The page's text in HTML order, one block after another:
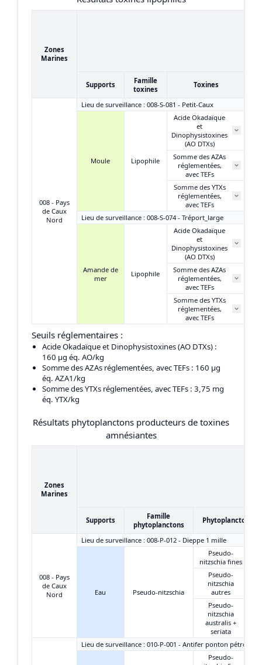
Zones
Marines
Supports
Famille
toxines
Toxines
008 - Pays
de Caux
Nord
Lieu de surveillance : 008-S-081 - Petit-Caux
Moule Lipophile
Acide Okadaïque
et
Dinophysistoxines
(AO DTXs)
Somme des AZAs
réglementées,
avec TEFs
Somme des YTXs
réglementées,
avec TEFs
Lieu de surveillance : 008-S-074 - Tréport_large
Amande de
mer
Lipophile
Acide Okadaïque
et
Dinophysistoxines
(AO DTXs)
Somme des AZAs
réglementées,
avec TEFs
Somme des YTXs
réglementées,
avec TEFs
Seuils réglementaires :
Acide Okadaïque et Dinophysistoxines (AO DTXs) :
160 μg éq. AO/kg
Somme des AZAs réglementées, avec TEFs : 160 μg
éq. AZA1/kg
Somme des YTXs réglementées, avec TEFs : 3,75 mg
éq. YTX/kg
Résultats phytoplanctons producteurs de toxines
amnésiantes
Zones
Marines
Supports
Famille
phytoplanctons
Phytoplanctons
008 - Pays
de Caux
Nord
Lieu de surveillance : 008-P-012 - Dieppe 1 mille
Eau Pseudo-nitzschia
Pseudo-
nitzschia fines
Pseudo-
nitzschia
autres
Pseudo-
nitzschia
australis +
seriata
Lieu de surveillance : 010-P-001 - Antifer ponton pétrolier
Pseudo-